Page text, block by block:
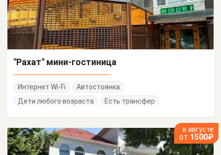
"Рахат" мини-гостиница
Интернет Wi-Fi
Автостоянка
Дети любого возраста
Есть трансфер
в августе
от 1500₽